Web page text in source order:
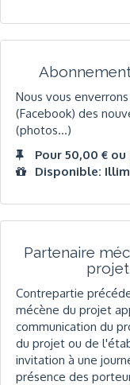
Nous vous
(Facebook) des
(photos...)
Pour 50,00 € ou
Disponible:
Partenaire
Contrepartie
mécène du projet
communication du
du projet ou de
invitation à une
présence des